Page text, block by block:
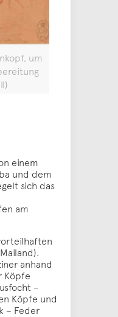
um
einem
und dem
sich das
am
anhand
Köpfe
–
Köpfe und
– Feder